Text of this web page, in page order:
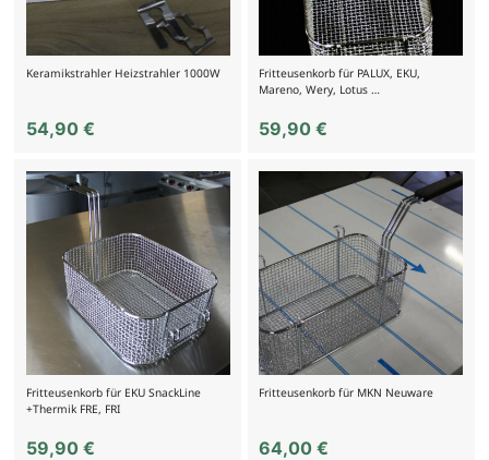
Keramikstrahler Heizstrahler 1000W
54,90 €
Fritteusenkorb für PALUX, EKU,
Mareno, Wery, Lotus …
59,90€
Fritteusenkorb für EKU SnackLine
+Thermik FRE, FRI
59,90 €
Fritteusenkorb für MKN Neuware
64,00€